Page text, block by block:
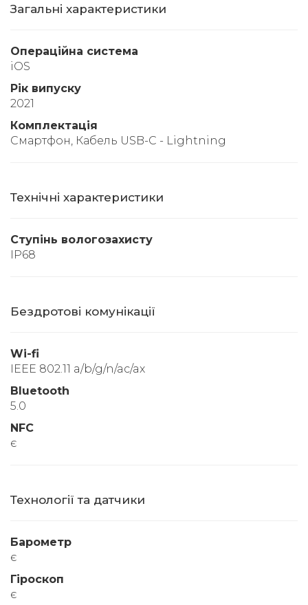
Загальні характеристики
Операційна система
iOS
Рік випуску
2021
Комплектація
Смартфон, Кабель USB-C - Lightning
Технічні характеристики
Ступінь вологозахисту
IP68
Бездротові комунікації
Wi-fi
IEEE 802.11 a/b/g/n/ac/ax
Bluetooth
5.0
NFC
є
Технології та датчики
Барометр
є
Гіроскоп
є